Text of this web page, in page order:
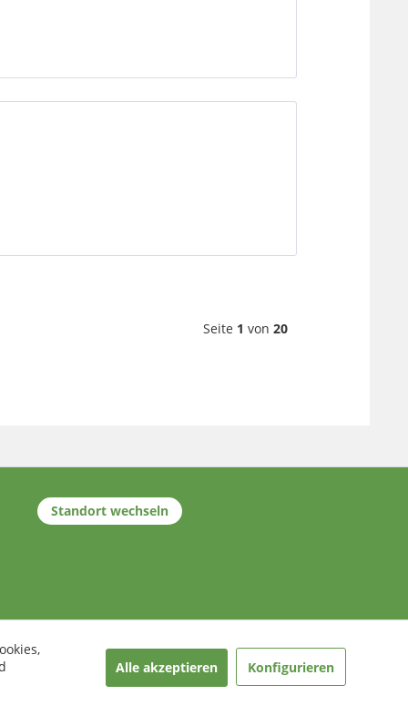
Seite 1 von 20
Standort wechseln
Alle akzeptieren Konfigurieren